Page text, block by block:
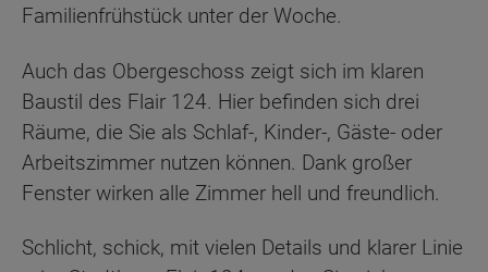
Familienfrühstück unter der Woche.
Auch das Obergeschoss zeigt sich im klaren
Baustil des Flair 124. Hier befinden sich drei
Räume, die Sie als Schlaf-, Kinder-, Gäste- oder
Arbeitszimmer nutzen können. Dank großer
Fenster wirken alle Zimmer hell und freundlich.
Schlicht, schick, mit vielen Details und klarer Linie